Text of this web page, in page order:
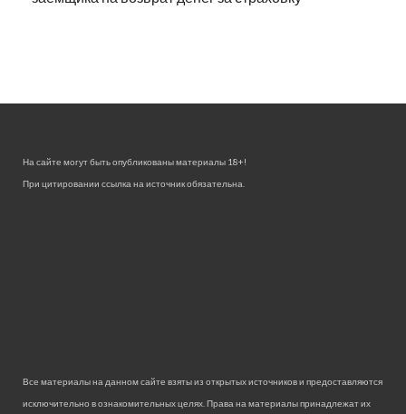
На сайте могут быть опубликованы материалы 18+!
При цитировании ссылка на источник обязательна.
Все материалы на данном сайте взяты из открытых источников и предоставляются
исключительно в ознакомительных целях. Права на материалы принадлежат их